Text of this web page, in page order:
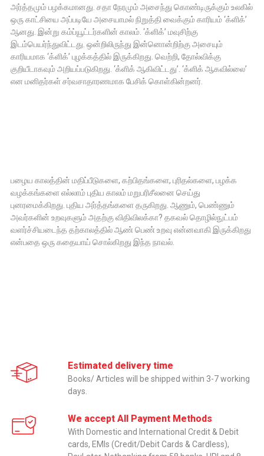
அர்த்தமும் பழக்கமானது. சதா நேரமும் அசைந்து கொண்டிருக்கும் உலகில்
ஒரு காட்சியை அப்படியே அசையாமல் நிறுத்தி வைக்கும் காரியம் ‘க்ளிக்’
ஆனது. இன்று கம்ப்யூட்டர்களின் காலம். ‘க்ளிக்’ மவுசிற்கு
இடம்பெயர்ந்துவிட்டது. ஒன்றிலிருந்து இன்னொன்றிற்கு அசையும்
காரியமாக ‘க்ளிக்’ புழக்கத்தில் இருக்கிறது. வெற்றி, தோல்விக்கு
குறியீடாகவும் அறியப்படுகிறது. ‘க்ளிக் ஆகிவிட்டது’. ‘க்ளிக் ஆகவில்லை’
என மனிதர்கள் சர்வசாதாரணமாக பேசிக் கொள்கின்றனர்.
பழைய காலத்தின் மதிப்பீடுகளை, கற்பிதங்களை, புரிதல்களை, பழக்க
வழக்கங்களை எல்லாம் புதிய காலம் மறுபரிசீலனை செய்து
புனரமைக்கிறது. புதிய அர்த்தங்களை தருகிறது. ஆணும், பெண்ணும்
அவர்களின் உறவுகளும் அதற்கு விதிவிலக்கா? தகவல் தொழில்நுட்பம்
வளர்ச்சியடைந்த தற்காலத்தில் ஆண் பெண் உறவு என்னவாகி இருக்கிறது
என்பதை ஒரு கதையாய் சொல்கிறது இந்த நாவல்.
Estimated delivery time
Books/ Articles will be shipped within 3-7 working
days.
We accept All Payment Methods
With Domestic and International Credit & Debit
cards, EMIs (Credit/Debit Cards & Cardless),